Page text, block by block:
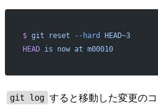
$ git reset --hard
HEAD~3
HEAD is now at m00010
git log すると移動した変更の